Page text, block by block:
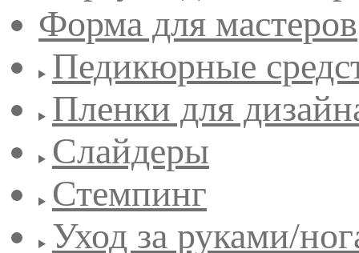
Форма для мастеров
Педикюрные
Пленки для
Слайдеры
Стемпинг
Уход за руками/